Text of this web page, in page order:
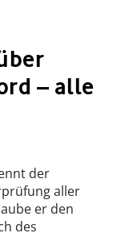
– alle
der
aller
er den
des